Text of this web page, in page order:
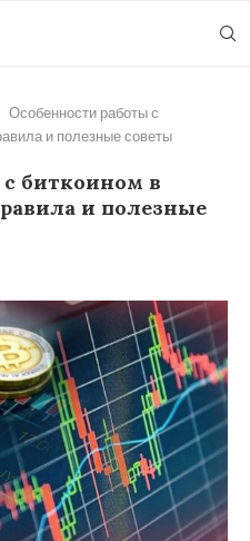
Особенности работы с
и полезные советы
биткоином в
и полезные